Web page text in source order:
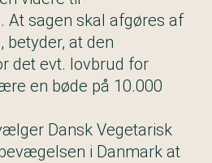
At sagen skal afgøres af
betyder, at den
det evt. lovbrud for
en bøde på 10.000
Dansk Vegetarisk
i Danmark at